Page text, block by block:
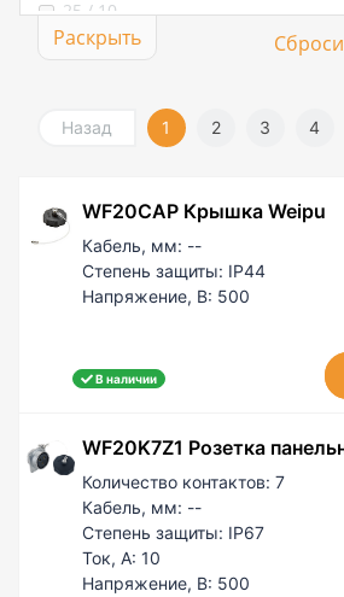
25 / 10
30 / 5
50 / 25
100 / 50
200 / 50
Раскрыть
Назад 1 2 3 4
WF20CAP Крышка Weipu
Кабель, мм: --
Степень защиты: IP44
Напряжение, В: 500
В наличии
WF20K7Z1 Розетка
Количество контактов: 7
Кабель, мм: --
Степень защиты: IP67
Ток, А: 10
Напряжение, В: 500